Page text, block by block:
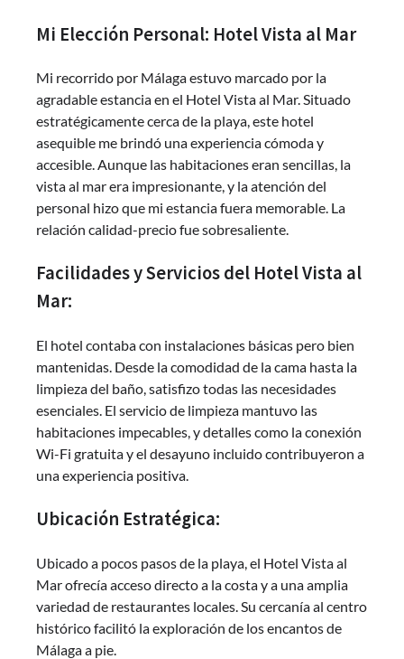
Mi Elección Personal: Hotel Vista al Mar
Mi recorrido por Málaga estuvo marcado por la
agradable estancia en el Hotel Vista al Mar. Situado
estratégicamente cerca de la playa, este hotel
asequible me brindó una experiencia cómoda y
accesible. Aunque las habitaciones eran sencillas, la
vista al mar era impresionante, y la atención del
personal hizo que mi estancia fuera memorable. La
relación calidad-precio fue sobresaliente.
Facilidades y Servicios del Hotel Vista al
Mar:
El hotel contaba con instalaciones básicas pero bien
mantenidas. Desde la comodidad de la cama hasta la
limpieza del baño, satisfizo todas las necesidades
esenciales. El servicio de limpieza mantuvo las
habitaciones impecables, y detalles como la conexión
Wi-Fi gratuita y el desayuno incluido contribuyeron a
una experiencia positiva.
Ubicación Estratégica:
Ubicado a pocos pasos de la playa, el Hotel Vista al
Mar ofrecía acceso directo a la costa y a una amplia
variedad de restaurantes locales. Su cercanía al centro
histórico facilitó la exploración de los encantos de
Málaga a pie.